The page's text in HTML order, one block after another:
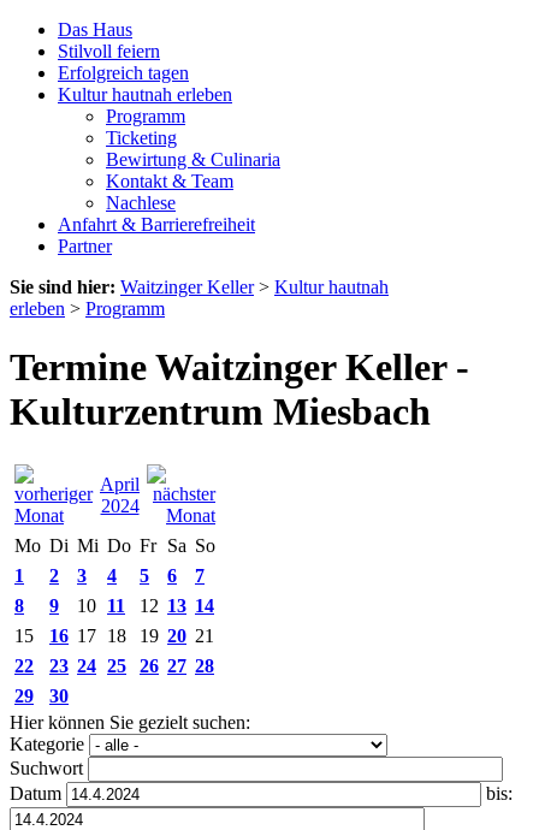
Das Haus
Stilvoll feiern
Erfolgreich tagen
Kultur hautnah erleben
Programm
Ticketing
Bewirtung & Culinaria
Kontakt & Team
Nachlese
Anfahrt & Barrierefreiheit
Partner
Sie sind hier: Waitzinger Keller> Kultur hautnah
erleben > Programm
Termine Waitzinger Keller -
Kulturzentrum Miesbach
April
2024
Mo Di Mi Do Fr Sa So
1
2 3 4 5 6
7
8
9 10 11 12 13 14
15
16 17 18 19 20 21
22
23 24 25 26 27 28
29
30
Hier können Sie gezielt suchen:
Kategorie
Suchwort
Datum
bis: